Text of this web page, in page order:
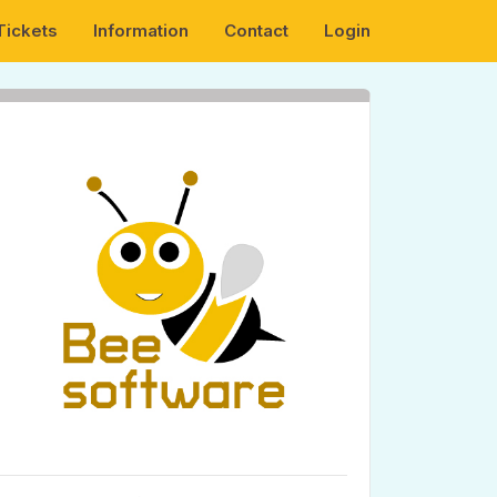
Information Contact Login